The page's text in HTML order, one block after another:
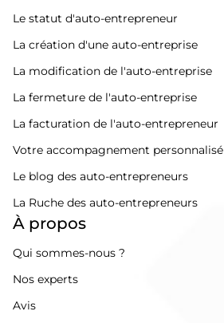
Le statut d'auto-entrepreneur
La création d'une auto-entreprise
La modification de l'auto-entreprise
La fermeture de l'auto-entreprise
La facturation de l'auto-entrepreneur
Votre accompagnement personnalisé
Le blog des auto-entrepreneurs
La Ruche des auto-entrepreneurs
À propos
Qui sommes-nous ?
Nos experts
Avis